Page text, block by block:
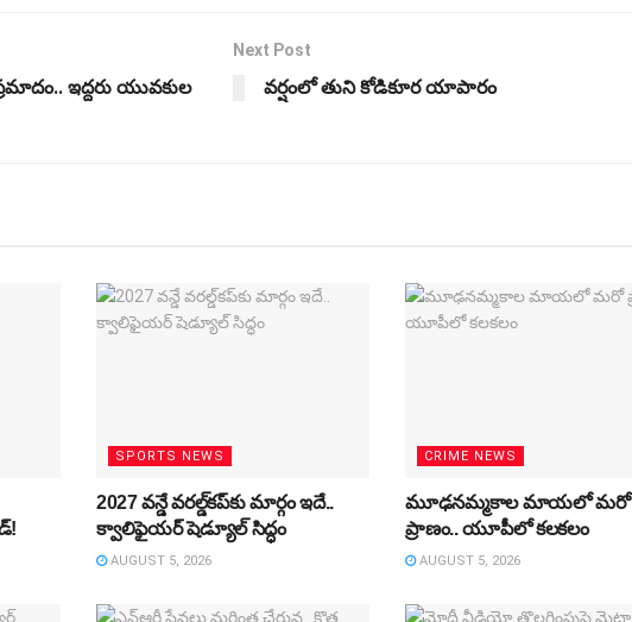
ఇద్దరు యువకుల
Next Post
వర్షంలో తుని కోడికూర యాపారం
SPORTS NEWS
2027 వన్డే వరల్డ్‌కప్‌కు మార్గం ఇదే..
క్వాలిఫైయర్ షెడ్యూల్ సిద్ధం
AUGUST 5, 2026
CRIME NEWS
మూఢనమ్మకాల మాయలో మరో
ప్రాణం.. యూపీలో కలకలం
AUGUST 5, 2026